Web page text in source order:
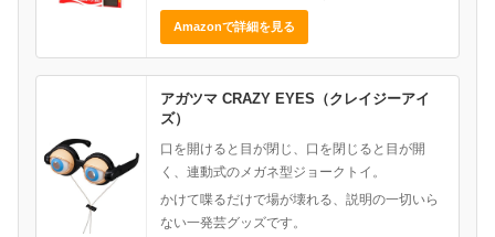
Amazonで詳細を見る
アガツマ CRAZY EYES（クレイジーアイ
ズ）
口を開けると目が閉じ、口を閉じると目が開
く、連動式のメガネ型ジョークトイ。
かけて喋るだけで場が壊れる、説明の一切いら
ない一発芸グッズです。